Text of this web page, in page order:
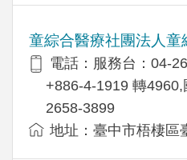
童綜合醫療社團法人童
電話：服務台：04-
+886-4-1919 轉
2658-3899
地址：臺中市梧棲區